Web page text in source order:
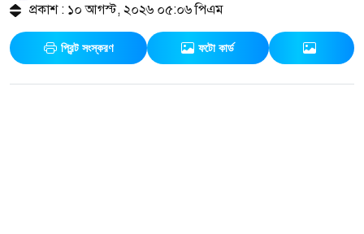
প্রকাশ : ১০ আগস্ট, ২০২৬ ০৫:০৬ পিএম
প্রিন্ট সংস্করণ ফটো কার্ড